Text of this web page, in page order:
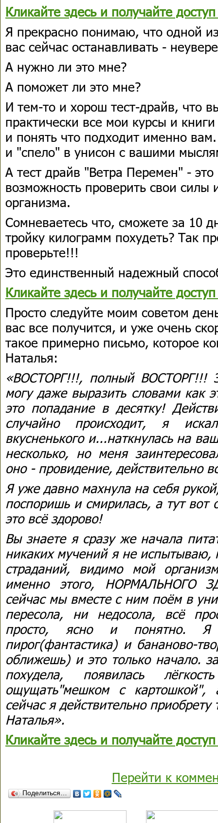
Кликайте здесь и получайте
Я прекрасно понимаю, что одной
вас сейчас останавливать -
А нужно ли это мне?
А поможет ли это мне?
И тем-то и хорош тест-драйв, что
практически все мои курсы и
и понять что подходит именно
и "спело" в унисон с вашими
А тест драйв "Ветра Перемен" -
возможность проверить свои силы
организма.
Сомневаетесь что, сможете за 10
тройку килограмм похудеть? Так
проверьте!!!
Это единственный надежный
Кликайте здесь и получайте
Просто следуйте моим советом
вас все получится, и уже очень
такое примерно письмо, которое
Наталья:
«ВОСТОРГ!!!, полный ВОСТОРГ!!!
могу даже выразить словами как
это попадание в десятку!
случайно происходит, я
вкусненького и...наткнулась на
несколько, но меня
оно - провидение, действительно
Я уже давно махнула на себя
поспоришь и смирилась, а тут
это всё здорово!
Вы знаете я сразу же начала
никаких мучений я не испытываю,
страданий, видимо мой
именно этого, НОРМАЛЬНОГО
сейчас мы вместе с ним поём в
пересола, ни недосола, всё
просто, ясно и понятно. Я
пирог(фантастика) и бананово-
оближешь) и это только начало.
похудела, появилась
ощущать"мешком с
сейчас я действительно
Наталья».
Кликайте здесь и получайте
Перейти к
Поделиться…